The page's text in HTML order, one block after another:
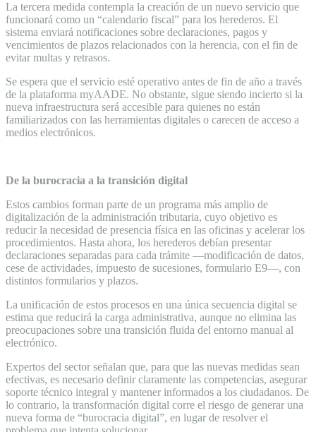
La tercera medida contempla la creación de un nuevo servicio que
funcionará como un “calendario fiscal” para los herederos. El
sistema enviará notificaciones sobre declaraciones, pagos y
vencimientos de plazos relacionados con la herencia, con el fin de
evitar multas y retrasos.
Se espera que el servicio esté operativo antes de fin de año a través
de la plataforma myAADE. No obstante, sigue siendo incierto si la
nueva infraestructura será accesible para quienes no están
familiarizados con las herramientas digitales o carecen de acceso a
medios electrónicos.
De la burocracia a la transición digital
Estos cambios forman parte de un programa más amplio de
digitalización de la administración tributaria, cuyo objetivo es
reducir la necesidad de presencia física en las oficinas y acelerar los
procedimientos. Hasta ahora, los herederos debían presentar
declaraciones separadas para cada trámite —modificación de datos,
cese de actividades, impuesto de sucesiones, formulario E9—, con
distintos formularios y plazos.
La unificación de estos procesos en una única secuencia digital se
estima que reducirá la carga administrativa, aunque no elimina las
preocupaciones sobre una transición fluida del entorno manual al
electrónico.
Expertos del sector señalan que, para que las nuevas medidas sean
efectivas, es necesario definir claramente las competencias, asegurar
soporte técnico integral y mantener informados a los ciudadanos. De
lo contrario, la transformación digital corre el riesgo de generar una
nueva forma de “burocracia digital”, en lugar de resolver el